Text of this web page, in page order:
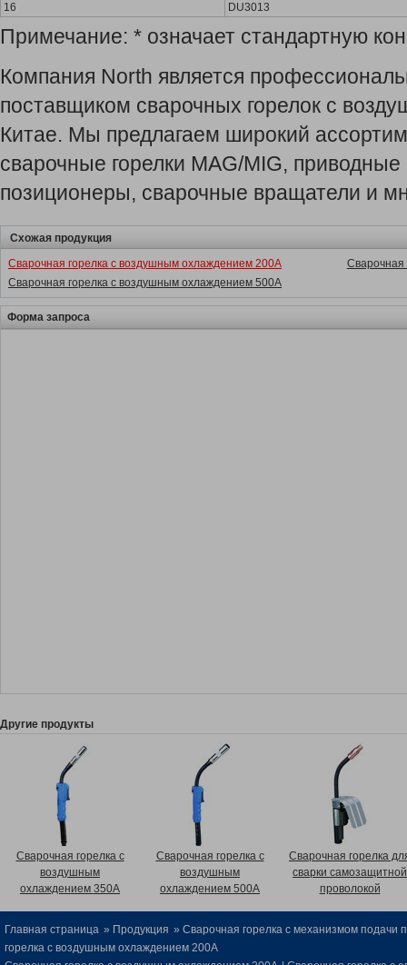
16
DU3013
Примечание: * означает стандартную
Компания North является
поставщиком сварочных горелок с
Китае. Мы предлагаем широкий
сварочные горелки MAG/MIG, приводные
позиционеры, сварочные вращатели и
Схожая продукция
Сварочная горелка с воздушным охлаждением 200A
Сварочная
Сварочная горелка с воздушным охлаждением 500A
Форма запроса
Другие продукты
Сварочная горелка с
воздушным
охлаждением 350A
Сварочная горелка с
воздушным
охлаждением 500A
Сварочная горелка
сварки самозащитной
проволокой
Главная страница » Продукция » Сварочная горелка с механизмом подачи
горелка с воздушным охлаждением 200A